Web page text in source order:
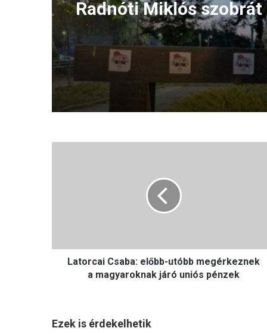
Radnóti Miklós szobrát
szerbiai Borban
C
e
Latorcai Csaba: előbb-utóbb megérkeznek
a magyaroknak járó uniós pénzek
Ezek is érdekelhetik